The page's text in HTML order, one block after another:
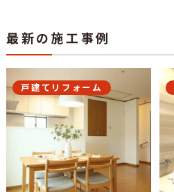
最新の施工事例
戸建てリフォーム